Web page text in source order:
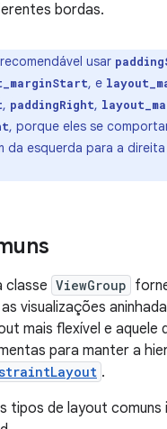
bordas.
usar
, e
, paddingRight,
, porque eles se
da esquerda para a
classe ViewGroup
visualizações
mais flexível e aquele
para manter a
.
tipos de layout